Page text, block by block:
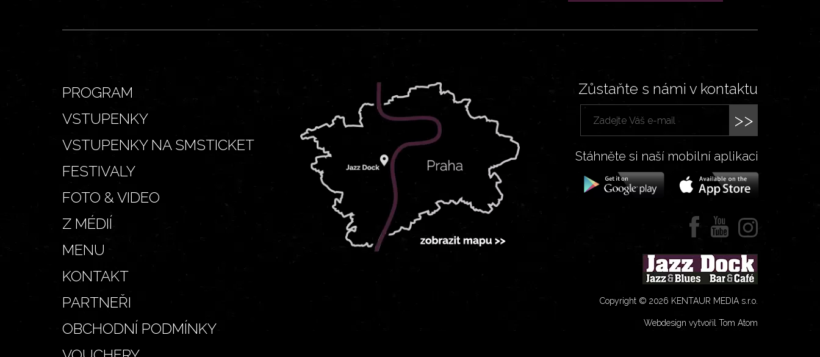
PROGRAM
VSTUPENKY
VSTUPENKY NA SMSTICKET
FESTIVALY
FOTO & VIDEO
Z MÉDIÍ
MENU
KONTAKT
PARTNEŘI
OBCHODNÍ PODMÍNKY
Zůstaňte s námi v kontaktu
>>
Stáhněte si naší mobilní aplikaci
Copyright © 2026 KENTAUR MEDIA s.r.o.
Webdesign vytvořil Tom Atom